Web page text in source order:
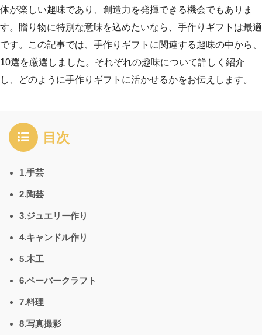
体が楽しい趣味であり、創造力を発揮できる機会でもありま
す。贈り物に特別な意味を込めたいなら、手作りギフトは最適
です。この記事では、手作りギフトに関連する趣味の中から、
10選を厳選しました。それぞれの趣味について詳しく紹介
し、どのように手作りギフトに活かせるかをお伝えします。
目次
1.手芸
2.陶芸
3.ジュエリー作り
4.キャンドル作り
5.木工
6.ペーパークラフト
7.料理
8.写真撮影